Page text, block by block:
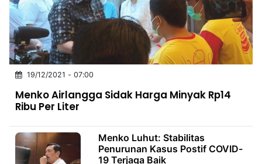
INDONESIA
Partner
NTB
Time
IDN
Jogja
Rakyat
News
Notice
Baru
Follow
Kabarbaru
19/12/2021 - 07:00
Menko Airlangga Sidak Harga Minyak Rp14
Ribu Per Liter
Menko Luhut: Stabilitas
Penurunan Kasus Postif COVID-
19 Terjaga Baik